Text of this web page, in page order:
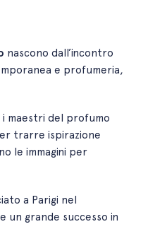
nascono dall’incontro
e profumeria,
i maestri del profumo
trarre ispirazione
le immagini per
a Parigi nel
un grande successo in